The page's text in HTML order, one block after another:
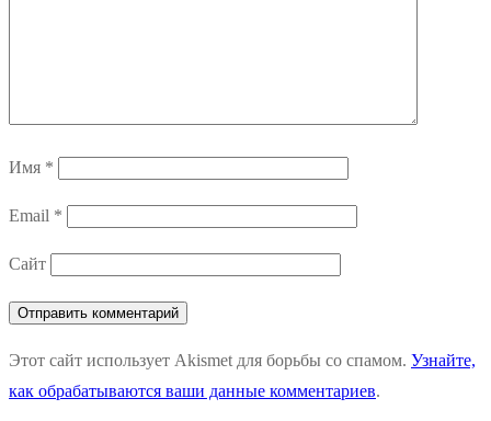
Имя *
Email *
Сайт
Этот сайт использует Akismet для борьбы со спамом. Узнайте,
как обрабатываются ваши данные комментариев.